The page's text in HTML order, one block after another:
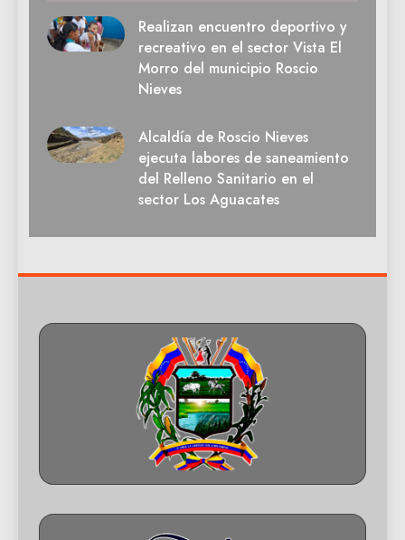
Realizan encuentro deportivo y
recreativo en el sector Vista El
Morro del municipio Roscio
Nieves
Alcaldía de Roscio Nieves
ejecuta labores de saneamiento
del Relleno Sanitario en el
sector Los Aguacates